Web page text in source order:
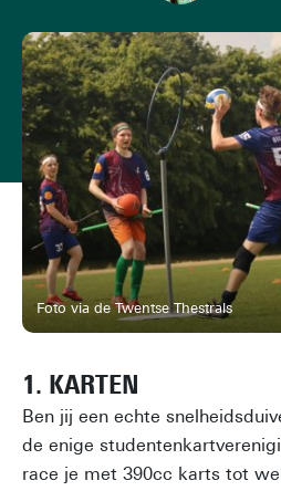
Foto via de Twentse Thestrals
1. KARTEN
Ben jij een echte
de enige
race je met 390cc karts tot